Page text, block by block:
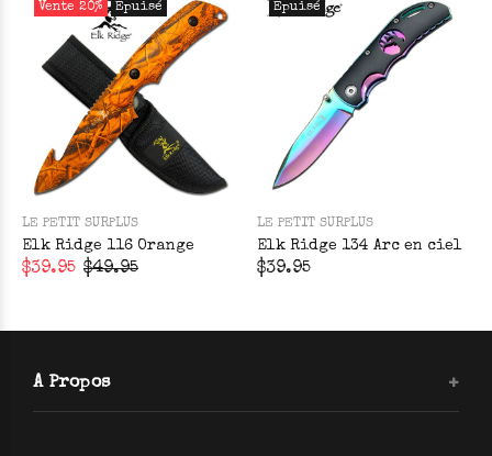
Vente 20% Épuisé
LE PETIT SURPLUS
Elk Ridge 116 Orange
$39.95 $49.95
Épuisé
LE PETIT SURPLUS
Elk Ridge 134 Arc en ciel
$39.95
A Propos